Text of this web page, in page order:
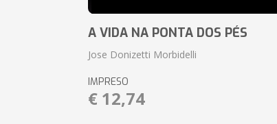
A VIDA NA PONTA DOS PÉS
Jose Donizetti Morbidelli
IMPRESO
€ 12,74